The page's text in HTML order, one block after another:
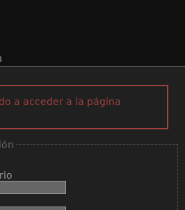
a acceder a la página